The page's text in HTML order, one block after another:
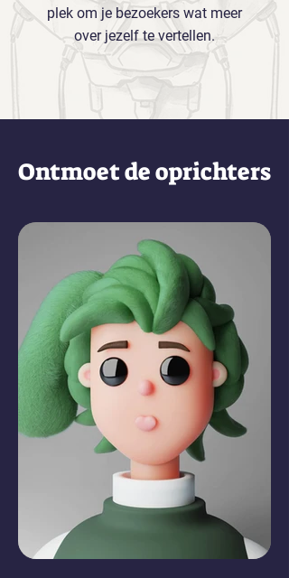
plek om je bezoekers wat meer
over jezelf te vertellen.
Ontmoet de oprichters